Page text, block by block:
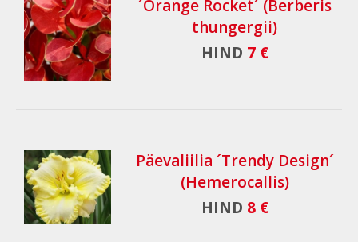
´Orange Rocket´ (Berberis
thungergii)
HIND 7 €
Päevaliilia ´Trendy Design´
(Hemerocallis)
HIND 8 €